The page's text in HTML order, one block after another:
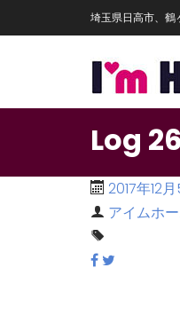
埼玉県日高市、鶴
Log
2017年12
アイムホ